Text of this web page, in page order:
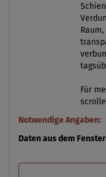
Für
Notwendige Angaben:
Daten aus dem